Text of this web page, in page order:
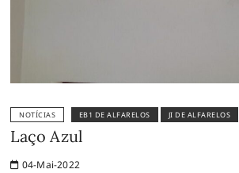
NOTÍCIAS EB1 DE ALFARELOS JI DE ALFARELOS
Laço Azul
04-Mai-2022